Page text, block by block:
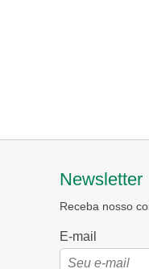
Newsletter
Receba nosso
E-mail